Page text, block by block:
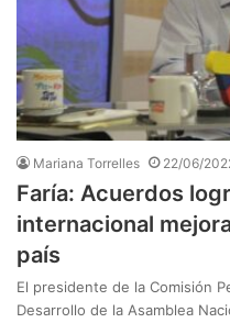
Mariana Torrelles 22/06/
Faría: Acuerdos
internacional
país
El presidente de la Comisión
Desarrollo de la Asamblea